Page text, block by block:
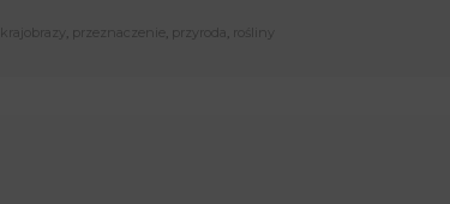
krajobrazy przeznaczenie przyroda rośliny